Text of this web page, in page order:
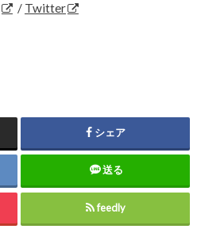
/ Twitter
シェア
送る
feedly